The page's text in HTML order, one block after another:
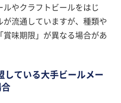
やクラフトビールをはじ
が流通していますが、種類や
賞味期限」が異なる場合があ
している大手ビールメー
合